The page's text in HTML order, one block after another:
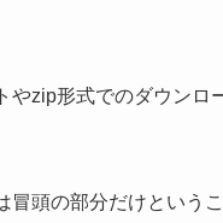
やzip形式でのダウンロ
冒頭の部分だけという